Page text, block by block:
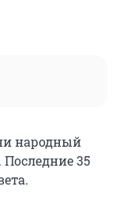
народный
35